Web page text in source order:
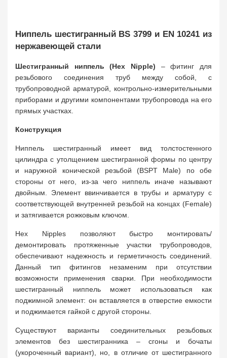
Ниппель шестигранный BS 3799 и EN 10241 из
нержавеющей стали
Шестигранный ниппель (Hex Nipple) – фитинг для
резьбового соединения труб между собой, с
трубопроводной арматурой, контрольно-измерительными
приборами и другими компонентами трубопровода на его
прямых участках.
Конструкция
Ниппель шестигранный имеет вид толстостенного
цилиндра с утолщением шестигранной формы по центру
и наружной конической резьбой (BSPT Male) по обе
стороны от него, из-за чего ниппель иначе называют
двойным. Элемент ввинчивается в трубы и арматуру с
соответствующей внутренней резьбой на концах (Female)
и затягивается рожковым ключом.
Hex Nipples позволяют быстро монтировать/
демонтировать протяженные участки трубопроводов,
обеспечивают надежность и герметичность соединений.
Данный тип фитингов незаменим при отсутствии
возможности применения сварки. При необходимости
шестигранный ниппель может использоваться как
поджимной элемент: он вставляется в отверстие емкости
и поджимается гайкой с другой стороны.
Существуют варианты соединительных резьбовых
элементов без шестигранника – сгоны и бочаты
(укороченный вариант), но, в отличие от шестигранного